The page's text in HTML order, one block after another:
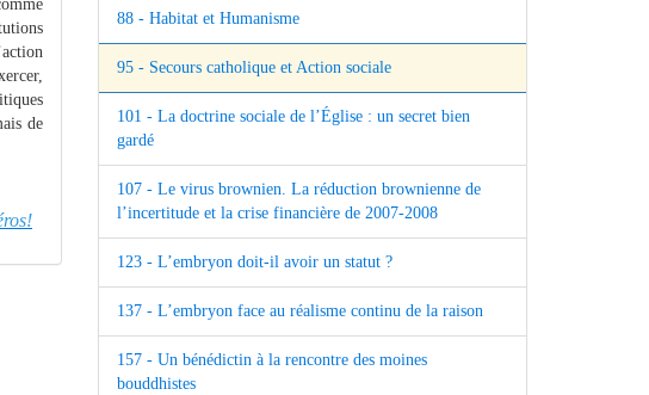
de
88 - Habitat et Humanisme
95 - Secours catholique et Action sociale
101 - La doctrine sociale de l’Église : un secret bien
gardé
107 - Le virus brownien. La réduction brownienne de
l’incertitude et la crise financière de 2007-2008
123 - L’embryon doit-il avoir un statut ?
137 - L’embryon face au réalisme continu de la raison
157 - Un bénédictin à la rencontre des moines
bouddhistes